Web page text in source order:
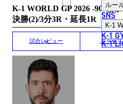
ルー
SNS
K-1
K-1
K-1
K-1 WORLD GP 2026 -90kg
決勝(2)/3分3R・延長1R
試合レビュー ギャラ